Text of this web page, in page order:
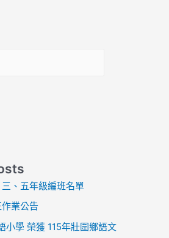
、五年級編班名單
業公告
小學 榮獲 115年壯圍鄉語文